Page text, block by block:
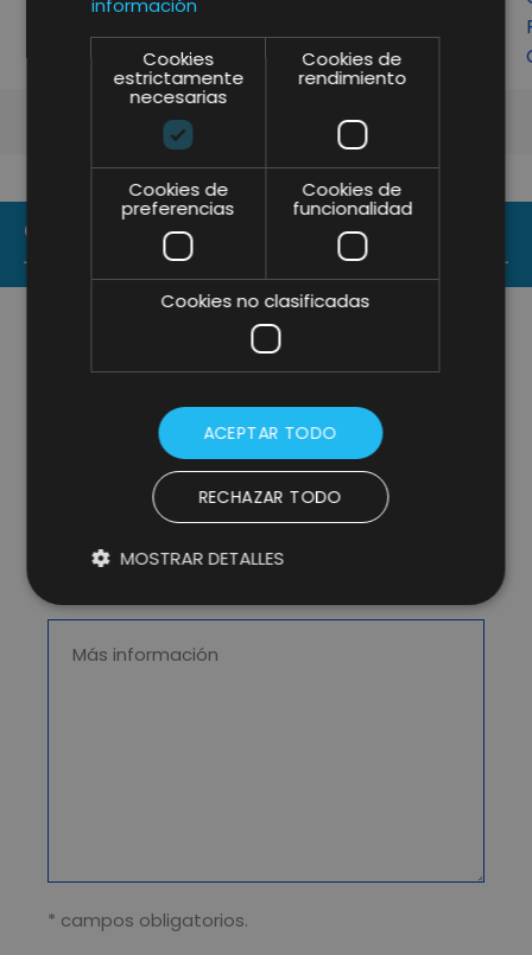
CONTACT US
* campos obligatorios.
información
Cookies
estrictamente
necesarias
Cookies de
rendimiento
Cookies de
preferencias
Cookies de
funcionalidad
Cookies no clasificadas
ACEPTAR TODO
RECHAZAR TODO
MOSTRAR DETALLES